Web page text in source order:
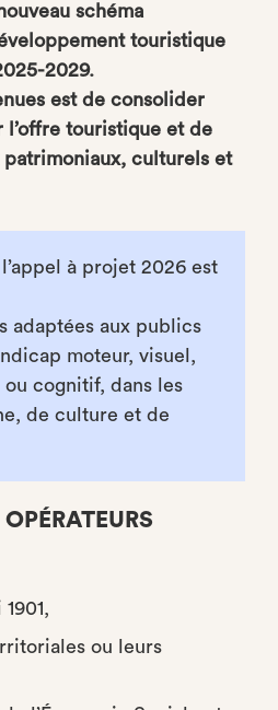
schéma
touristique
2029.
est de consolider
touristique et de
patrimoniaux, culturels et
à projet 2026 est
adaptées aux publics
moteur, visuel,
cognitif, dans les
de culture et de
ou leurs